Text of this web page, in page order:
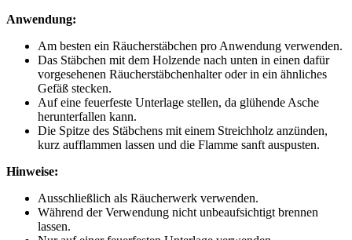
Anwendung:
Am besten ein Räucherstäbchen pro Anwendung verwenden.
Das Stäbchen mit dem Holzende nach unten in einen dafür
vorgesehenen Räucherstäbchenhalter oder in ein ähnliches
Gefäß stecken.
Auf eine feuerfeste Unterlage stellen, da glühende Asche
herunterfallen kann.
Die Spitze des Stäbchens mit einem Streichholz anzünden,
kurz aufflammen lassen und die Flamme sanft auspusten.
Hinweise:
Ausschließlich als Räucherwerk verwenden.
Während der Verwendung nicht unbeaufsichtigt brennen
lassen.